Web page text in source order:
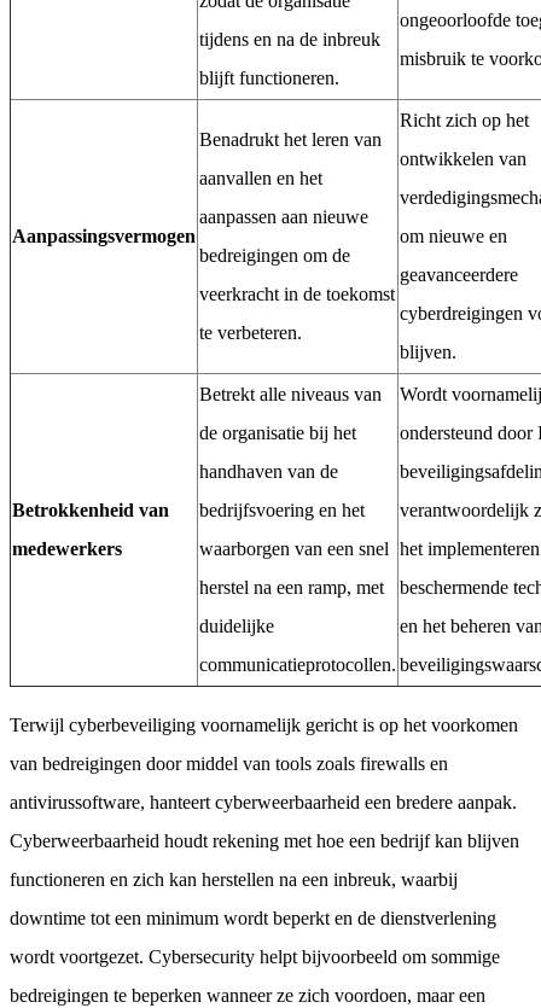
tijdens en na de inbreuk
blijft functioneren.
ongeoorloofde
misbruik te
Aanpassingsvermogen
Benadrukt het leren van
aanvallen en het
aanpassen aan nieuwe
bedreigingen om de
veerkracht in de toekomst
te verbeteren.
Richt zich op het
ontwikkelen van
om nieuwe en
geavanceerdere
cyberdreigingen
blijven.
Betrokkenheid van
medewerkers
Betrekt alle niveaus van
de organisatie bij het
handhaven van de
bedrijfsvoering en het
waarborgen van een snel
herstel na een ramp, met
duidelijke
communicatieprotocollen.
Wordt
ondersteund door
verantwoordelijk
het
beschermende
en het beheren
Terwijl cyberbeveiliging voornamelijk gericht is op het voorkomen
van bedreigingen door middel van tools zoals firewalls en
antivirussoftware, hanteert cyberweerbaarheid een bredere aanpak.
Cyberweerbaarheid houdt rekening met hoe een bedrijf kan blijven
functioneren en zich kan herstellen na een inbreuk, waarbij
downtime tot een minimum wordt beperkt en de dienstverlening
wordt voortgezet. Cybersecurity helpt bijvoorbeeld om sommige
bedreigingen te beperken wanneer ze zich voordoen, maar een